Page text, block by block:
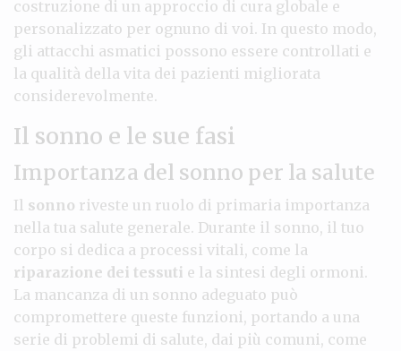
costruzione di un approccio di cura globale e
personalizzato per ognuno di voi. In questo modo,
gli attacchi asmatici possono essere controllati e
la qualità della vita dei pazienti migliorata
considerevolmente.
Il sonno e le sue fasi
Importanza del sonno per la salute
Il sonno riveste un ruolo di primaria importanza
nella tua salute generale. Durante il sonno, il tuo
corpo si dedica a processi vitali, come la
riparazione dei tessuti e la sintesi degli ormoni.
La mancanza di un sonno adeguato può
compromettere queste funzioni, portando a una
serie di problemi di salute, dai più comuni, come